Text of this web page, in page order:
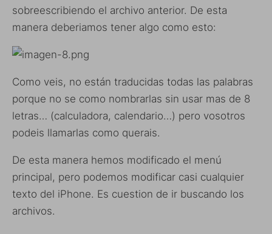
sobreescribiendo el archivo anterior. De esta
manera deberiamos tener algo como esto:
Como veis, no están traducidas todas las palabras
porque no se como nombrarlas sin usar mas de 8
letras… (calculadora, calendario…) pero vosotros
podeis llamarlas como querais.
De esta manera hemos modificado el menú
principal, pero podemos modificar casi cualquier
texto del iPhone. Es cuestion de ir buscando los
archivos.